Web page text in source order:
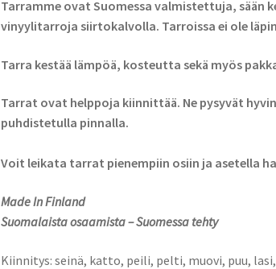
Tarramme ovat Suomessa valmistettuja, sään
vinyylitarroja siirtokalvolla. Tarroissa ei ole
Tarra kestää lämpöä, kosteutta sekä myös
Tarrat ovat helppoja kiinnittää. Ne pysyvät
puhdistetulla pinnalla.
Voit leikata tarrat pienempiin osiin ja asetella
Made In Finland
Suomalaista osaamista – Suomessa tehty
Kiinnitys: seinä, katto, peili, pelti, muovi, puu,